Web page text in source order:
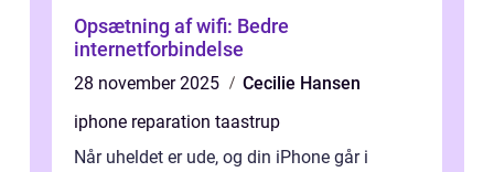
Opsætning af wifi: Bedre
internetforbindelse
28 november 2025
Cecilie Hansen
iphone reparation taastrup
Når uheldet er ude, og din iPhone går i